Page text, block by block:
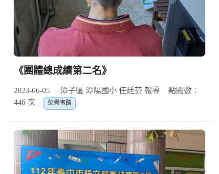
《團體總成績第二名》
2023-06-05 潭子區 潭陽國小 任廷芬 報導
點閱數：
446 次
榮譽事蹟